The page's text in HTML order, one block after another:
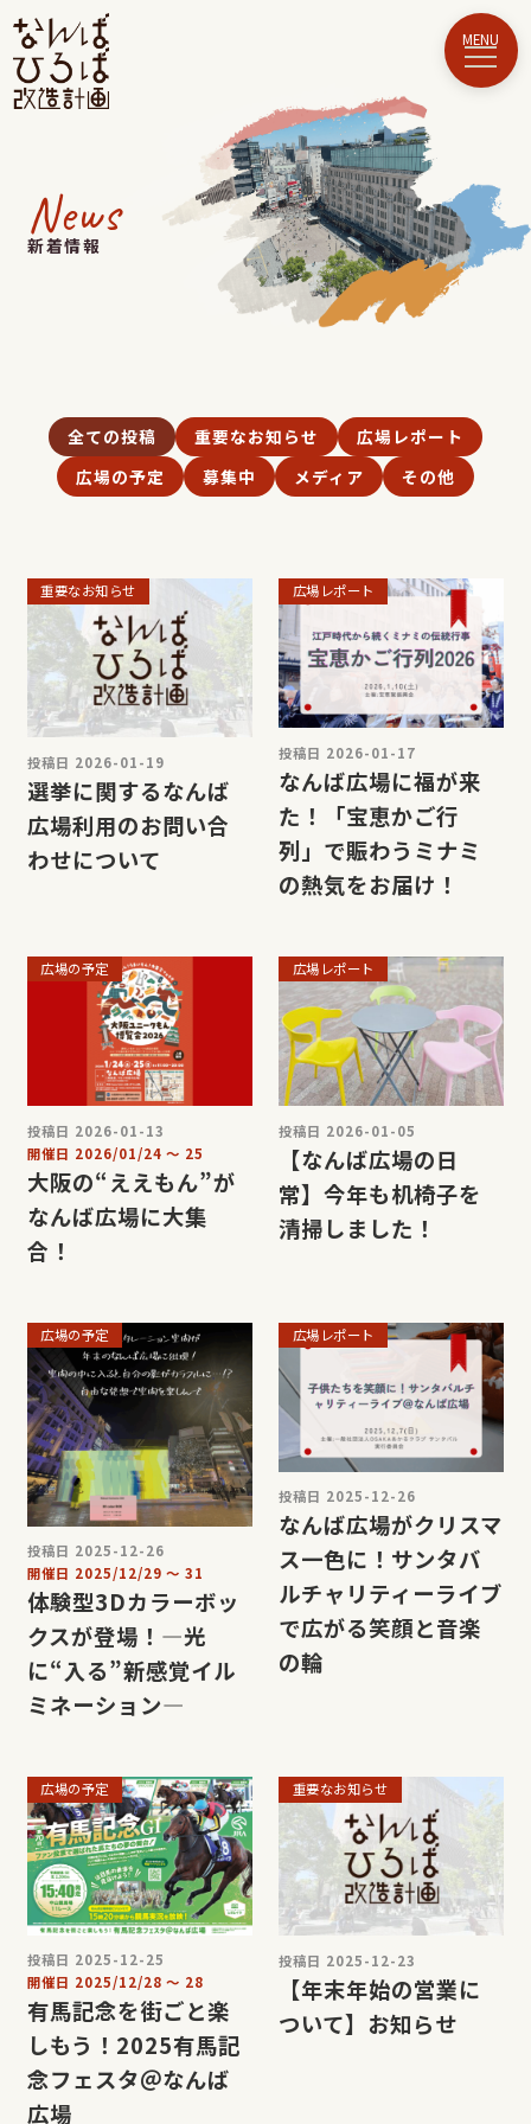
News
新着情報
全ての投稿 重要なお知らせ
広場レポート
広場の予定
募集中 メディア その他
重要なお知らせ
投稿日 2026-01-19
選挙に関するなんば
広場利用のお問い合
わせについて
広場レポート
投稿日 2026-01-17
なんば広場に福が来
た！「宝恵かご行
列」で賑わうミナミ
の熱気をお届け！
広場の予定
投稿日 2026-01-13
開催日 2026/01/24 〜 25
大阪の“ええもん”が
なんば広場に大集
合！
広場レポート
投稿日 2026-01-05
【なんば広場の日
常】今年も机椅子を
清掃しました！
広場の予定
投稿日 2025-12-26
開催日 2025/12/29 〜31
体験型3Dカラーボッ
クスが登場！—光
に“入る”新感覚イル
ミネーション—
広場レポート
投稿日 2025-12-26
なんば広場がクリスマ
ス一色に！サンタバ
ルチャリティーライブ
で広がる笑顔と音楽
の輪
広場の予定
投稿日 2025-12-25
開催日 2025/12/28 〜 28
有馬記念を街ごと楽
しもう！2025有馬記
念フェスタ＠なんば
広場
重要なお知らせ
投稿日 2025-12-23
【年末年始の営業に
ついて】お知らせ